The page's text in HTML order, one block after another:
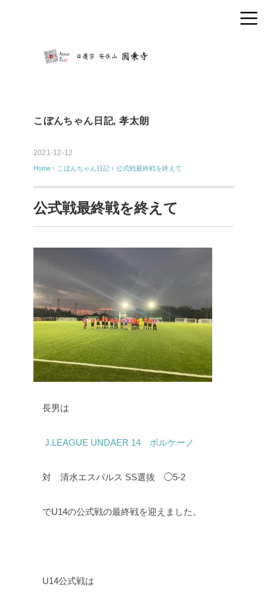
こぼんちゃん日記,孝太朗
2021-12-12
Home › こぼんちゃん日記 › 公式戦最終戦を終えて
公式戦最終戦を終えて
長男は
J.LEAGUE UNDAER 14 ボルケーノ
対 清水エスパルス SS選抜 ◯5-2
でU14の公式戦の最終戦を迎えました。
U14公式戦は